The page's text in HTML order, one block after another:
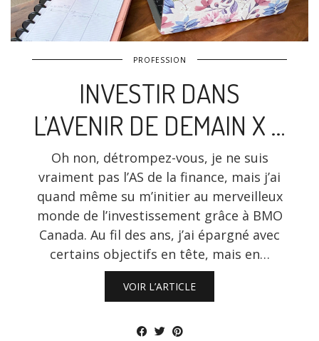
PROFESSION
INVESTIR DANS
L’AVENIR DE DEMAIN X …
Oh non, détrompez-vous, je ne suis
vraiment pas l’AS de la finance, mais j’ai
quand même su m’initier au merveilleux
monde de l’investissement grâce à BMO
Canada. Au fil des ans, j’ai épargné avec
certains objectifs en tête, mais en…
VOIR L’ARTICLE